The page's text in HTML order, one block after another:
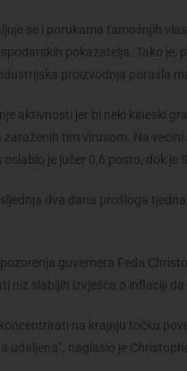
se i porukama tamošnjih
pokazatelja. Tako
proizvodnja porasla
aktivnosti jer bi neki kineski
tim virusom. Na
je jučer 0,6 posto, dok je
dva dana prošloga
guvernera Feda
niz slabijih izvješća o inflaciji
na krajnju točku
udaljena”, naglasio je